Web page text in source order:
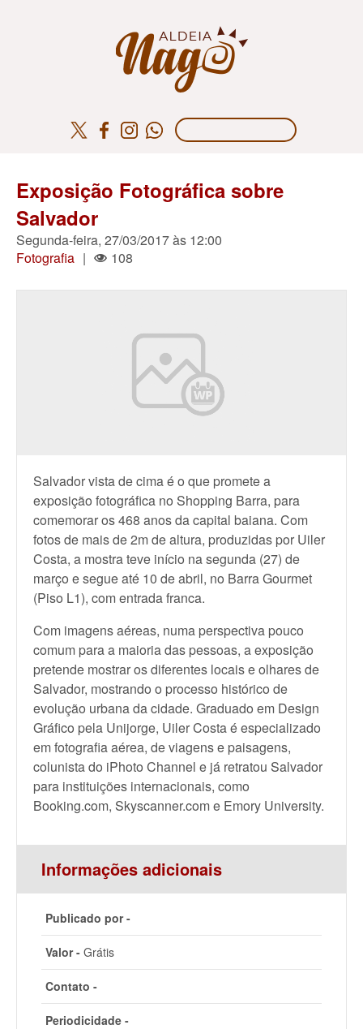
Exposição Fotográfica sobre
Salvador
Segunda-feira, 27/03/2017 às 12:00
Fotografia | 108
Salvador vista de cima é o que promete a
exposição fotográfica no Shopping Barra, para
comemorar os 468 anos da capital baiana. Com
fotos de mais de 2m de altura, produzidas por Uiler
Costa, a mostra teve início na segunda (27) de
março e segue até 10 de abril, no Barra Gourmet
(Piso L1), com entrada franca.
Com imagens aéreas, numa perspectiva pouco
comum para a maioria das pessoas, a exposição
pretende mostrar os diferentes locais e olhares de
Salvador, mostrando o processo histórico de
evolução urbana da cidade. Graduado em Design
Gráfico pela Unijorge, Uiler Costa é especializado
em fotografia aérea, de viagens e paisagens,
colunista do iPhoto Channel e já retratou Salvador
para instituições internacionais, como
Booking.com, Skyscanner.com e Emory University.
Informações adicionais
Publicado por -
Valor - Grátis
Contato -
Periodicidade -